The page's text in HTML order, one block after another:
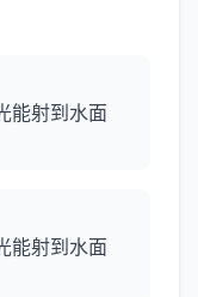
能射到水面
能射到水面